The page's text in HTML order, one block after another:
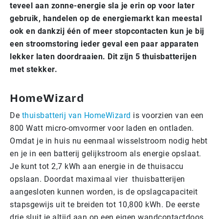
teveel aan zonne-energie sla je erin op voor later
gebruik, handelen op de energiemarkt kan meestal
ook en dankzij één of meer stopcontacten kun je bij
een stroomstoring ieder geval een paar apparaten
lekker laten doordraaien. Dit zijn 5 thuisbatterijen
met stekker.
HomeWizard
De thuisbatterij van HomeWizard is voorzien van een
800 Watt micro-omvormer voor laden en ontladen.
Omdat je in huis nu eenmaal wisselstroom nodig hebt
en je in een batterij gelijkstroom als energie opslaat.
Je kunt tot 2,7 kWh aan energie in de thuisaccu
opslaan. Doordat maximaal vier thuisbatterijen
aangesloten kunnen worden, is de opslagcapaciteit
stapsgewijs uit te breiden tot 10,800 kWh. De eerste
drie sluit je altijd aan op een eigen wandcontactdoos.